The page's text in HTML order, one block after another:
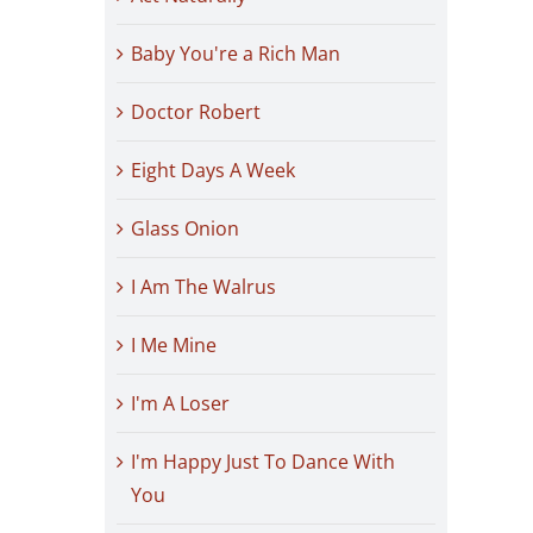
Baby You're a Rich Man
Doctor Robert
Eight Days A Week
Glass Onion
I Am The Walrus
I Me Mine
I'm A Loser
I'm Happy Just To Dance With
You